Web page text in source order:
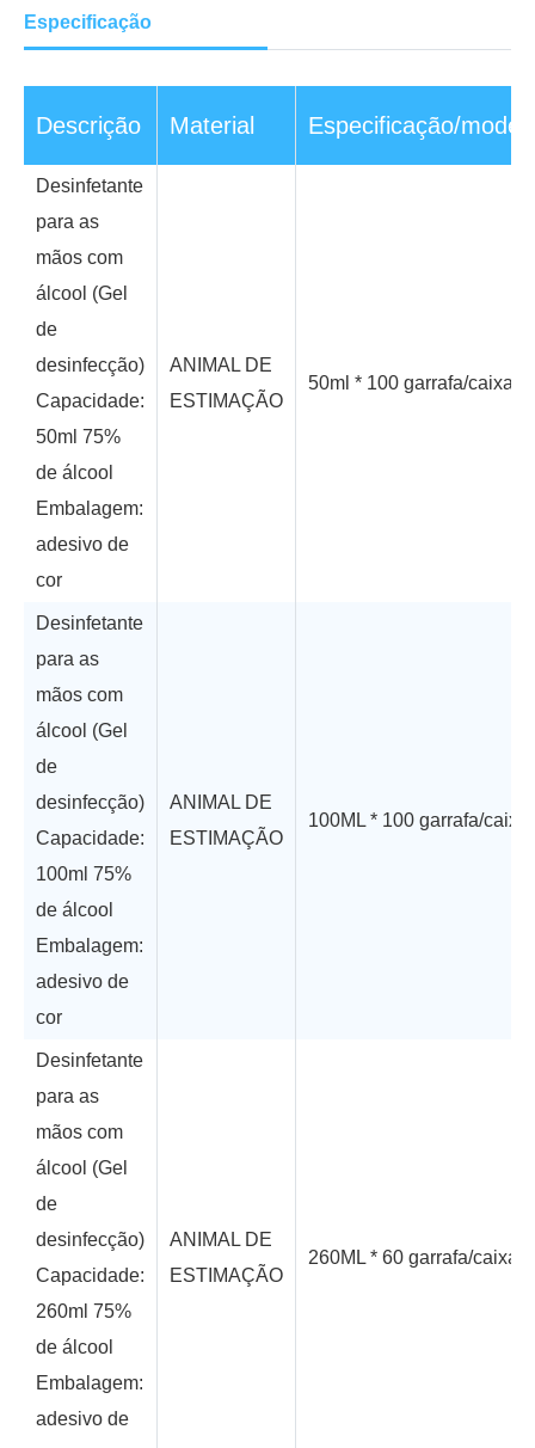
Especificação
Descrição Material Especificação/
Desinfetante
para as
mãos com
álcool (Gel
de
desinfecção)
Capacidade:
50ml 75%
de álcool
Embalagem:
adesivo de
cor
ANIMAL DE
ESTIMAÇÃO
50ml * 100 garrafa/caixa
Desinfetante
para as
mãos com
álcool (Gel
de
desinfecção)
Capacidade:
100ml 75%
de álcool
Embalagem:
adesivo de
cor
ANIMAL DE
ESTIMAÇÃO
100ML * 100 garrafa/caixa
Desinfetante
para as
mãos com
álcool (Gel
de
desinfecção)
Capacidade:
260ml 75%
de álcool
Embalagem:
adesivo de
ANIMAL DE
ESTIMAÇÃO
260ML * 60 garrafa/caixa